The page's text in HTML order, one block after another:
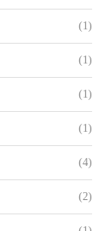
(1)
(1)
(1)
(1)
(4)
(2)